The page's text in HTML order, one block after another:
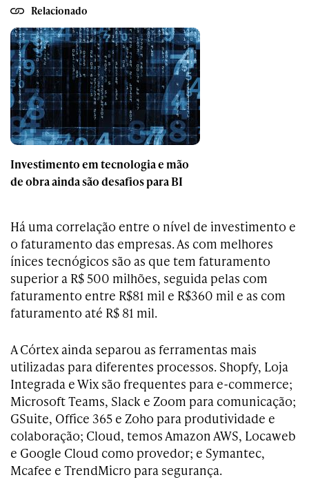
Relacionado
Investimento em tecnologia e mão
de obra ainda são desafios para BI
Há uma correlação entre o nível de investimento e
o faturamento das empresas. As com melhores
ínices tecnógicos são as que tem faturamento
superior a R$ 500 milhões, seguida pelas com
faturamento entre R$81 mil e R$360 mil e as com
faturamento até R$ 81 mil.
A Córtex ainda separou as ferramentas mais
utilizadas para diferentes processos. Shopfy, Loja
Integrada e Wix são frequentes para e-commerce;
Microsoft Teams, Slack e Zoom para comunicação;
GSuite, Office 365 e Zoho para produtividade e
colaboração; Cloud, temos Amazon AWS, Locaweb
e Google Cloud como provedor; e Symantec,
Mcafee e TrendMicro para segurança.